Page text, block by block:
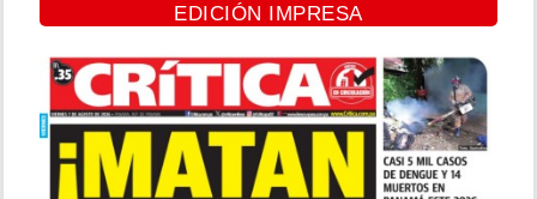
EDICIÓN IMPRESA